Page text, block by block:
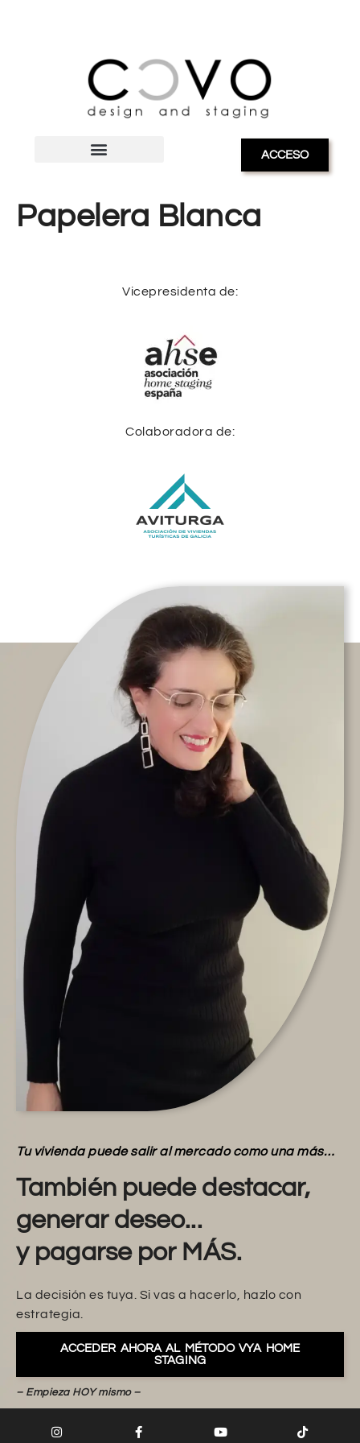
ACCESO
Papelera Blanca
Vicepresidenta de:
Colaboradora de:
Tu vivienda puede salir al mercado como una más…
También puede destacar,
generar deseo...
y pagarse por MÁS.
La decisión es tuya. Si vas a hacerlo, hazlo con
estrategia.
ACCEDER AHORA AL MÉTODO VYA HOME
STAGING
– Empieza HOY mismo –